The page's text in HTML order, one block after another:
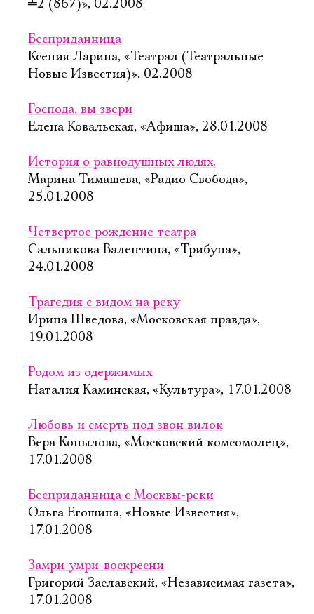
╧2 (867)», 02.2008
Бесприданница
Ксения Ларина, «Театрал (Театральные
Новые Известия)», 02.2008
Господа, вы звери
Елена Ковальская, «Афиша», 28.01.2008
История о равнодушных людях.
Марина Тимашева, «Радио Свобода»,
25.01.2008
Четвертое рождение театра
Сальникова Валентина, «Трибуна»,
24.01.2008
Трагедия с видом на реку
Ирина Шведова, «Московская правда»,
19.01.2008
Родом из одержимых
Наталия Каминская, «Культура», 17.01.2008
Любовь и смерть под звон вилок
Вера Копылова, «Московский комсомолец»,
17.01.2008
Бесприданница с Москвы-реки
Ольга Егошина, «Новые Известия»,
17.01.2008
Замри-умри-воскресни
Григорий Заславский, «Независимая газета»,
17.01.2008